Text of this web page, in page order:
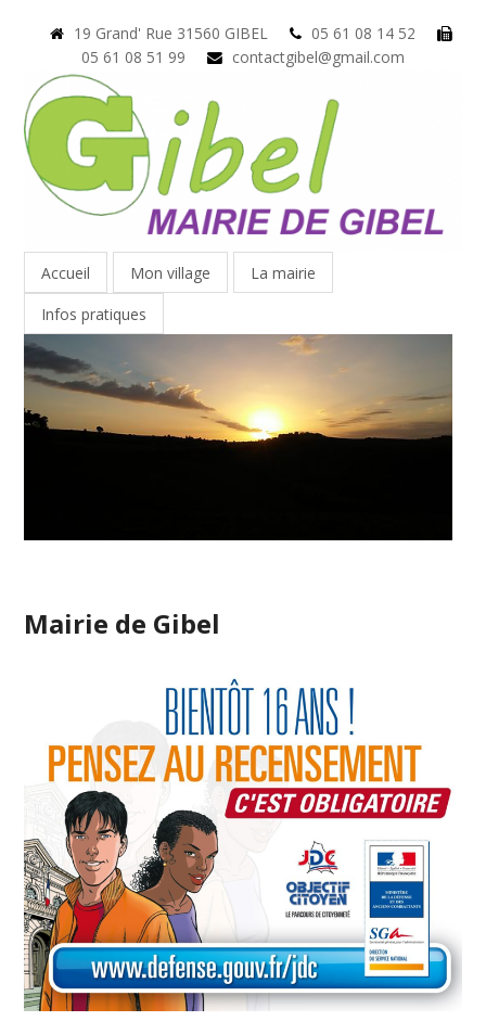
19 Grand' Rue 31560 GIBEL
05 61 08 14 52
05 61 08 51 99
contactgibel@gmail.com
Accueil Mon village
La mairie
Infos pratiques
Mairie de Gibel